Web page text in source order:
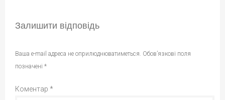
Залишити відповідь
Ваша e-mail адреса не оприлюднюватиметься. Обов’язкові поля
позначені *
Коментар *